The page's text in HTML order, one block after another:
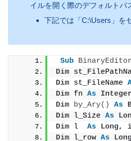
イルを開く際のデフォルトパ
下記では「C:\Users」を
Sub
Dim
Dim st_FileName
Dim fn As Integer
Dim by_Ary() As
Dim l_Size As
Dim l As Long,
Dim l_row As